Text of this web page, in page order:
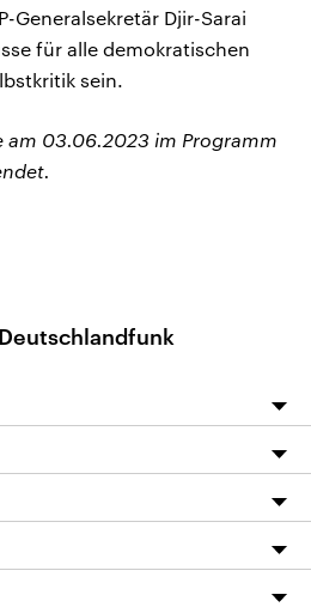
Generalsekretär Djir-Sarai
für alle demokratischen
sein.
am 03.06.2023 im Programm
dlf.de